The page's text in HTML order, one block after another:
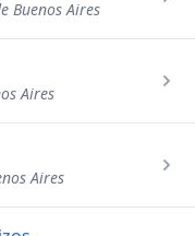
Buenos Aires
Aires
Aires